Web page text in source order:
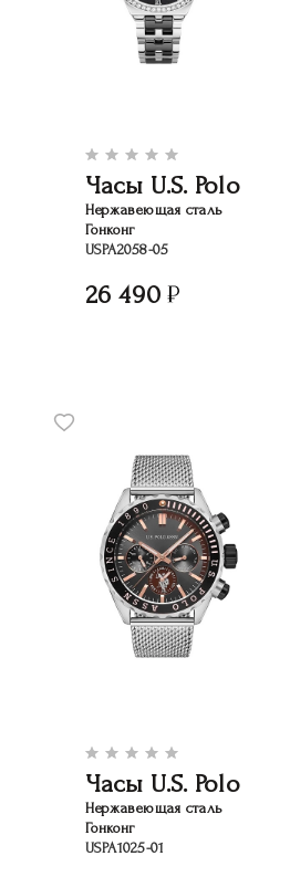
Часы U.S. Polo
Нержавеющая сталь
Гонконг
USPA2058-05
26 490
Часы U.S. Polo
Нержавеющая сталь
Гонконг
USPA1025-01